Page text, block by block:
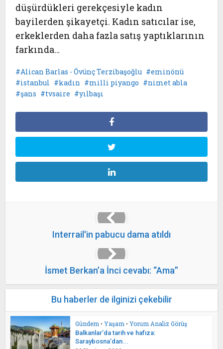
düşürdükleri gerekçesiyle kadın
bayilerden şikayetçi. Kadın satıcılar ise,
erkeklerden daha fazla satış yaptıklarının
farkında…
Alican Barlas - Övünç Terzibaşoğlu
eminönü
istanbul
kadın milli piyango
nimet abla
şans
tvsaire yılbaşı
Interrail'in pabucu dama atıldı
İsmet Berkan’a İnci cevabı: “Ama”
Bu haberler de ilginizi çekebilir
Gündem • Yaşam • Yorum Analiz Görüş
Balkanlar’da tarih ve hafıza:
Saraybosna’dan...